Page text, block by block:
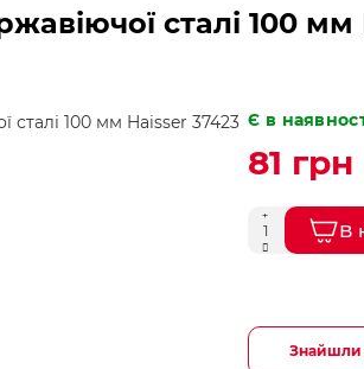
сталі 100 мм
Є в
81 грн
В